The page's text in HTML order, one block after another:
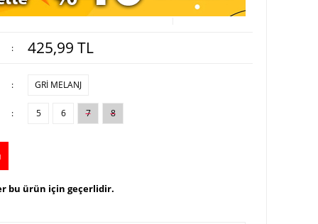
: 425,99 TL
: GRİ MELANJ
: 5 6 7 8
bu ürün için geçerlidir.